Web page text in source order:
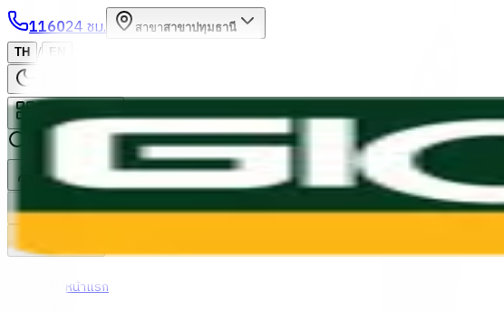
116024 ชม. สาขาสาขาปทุมธานี
TH
/ EN
หมวดหมู่สินค้า
ค้นหา
บัญชีของฉัน
Previous slide
หน้าแรก